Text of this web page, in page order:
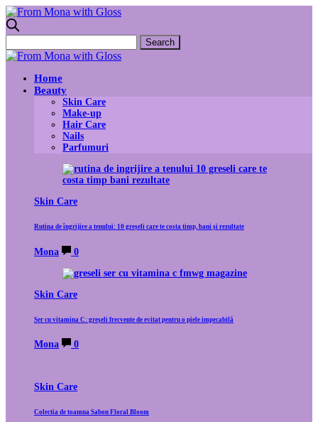
Home
Beauty
Skin Care
Make-up
Hair Care
Nails
Parfumuri
Skin Care
Rutina de îngrijire a tenului: 10 greșeli care te costa timp, bani și rezultate
Mona 0
Skin Care
Ser cu vitamina C: greșeli frecvente de evitat pentru o piele impecabilă
Mona 0
Skin Care
Colectia de toamna Sabon Floral Bloom